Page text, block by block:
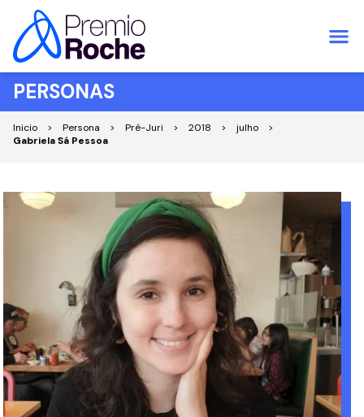
Pular para o conteúdo
PERSONAS
Inicio Persona Pré-Juri 2018
julho
Gabriela Sá Pessoa